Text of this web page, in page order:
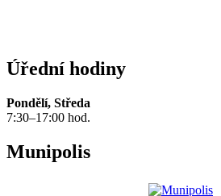
Úřední hodiny
Pondělí, Středa
7:30–17:00 hod.
Munipolis